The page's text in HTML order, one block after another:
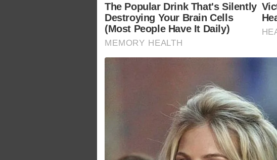
The Popular Drink That's Silently
Destroying Your Brain Cells
(Most People Have It Daily)
MEMORY HEALTH